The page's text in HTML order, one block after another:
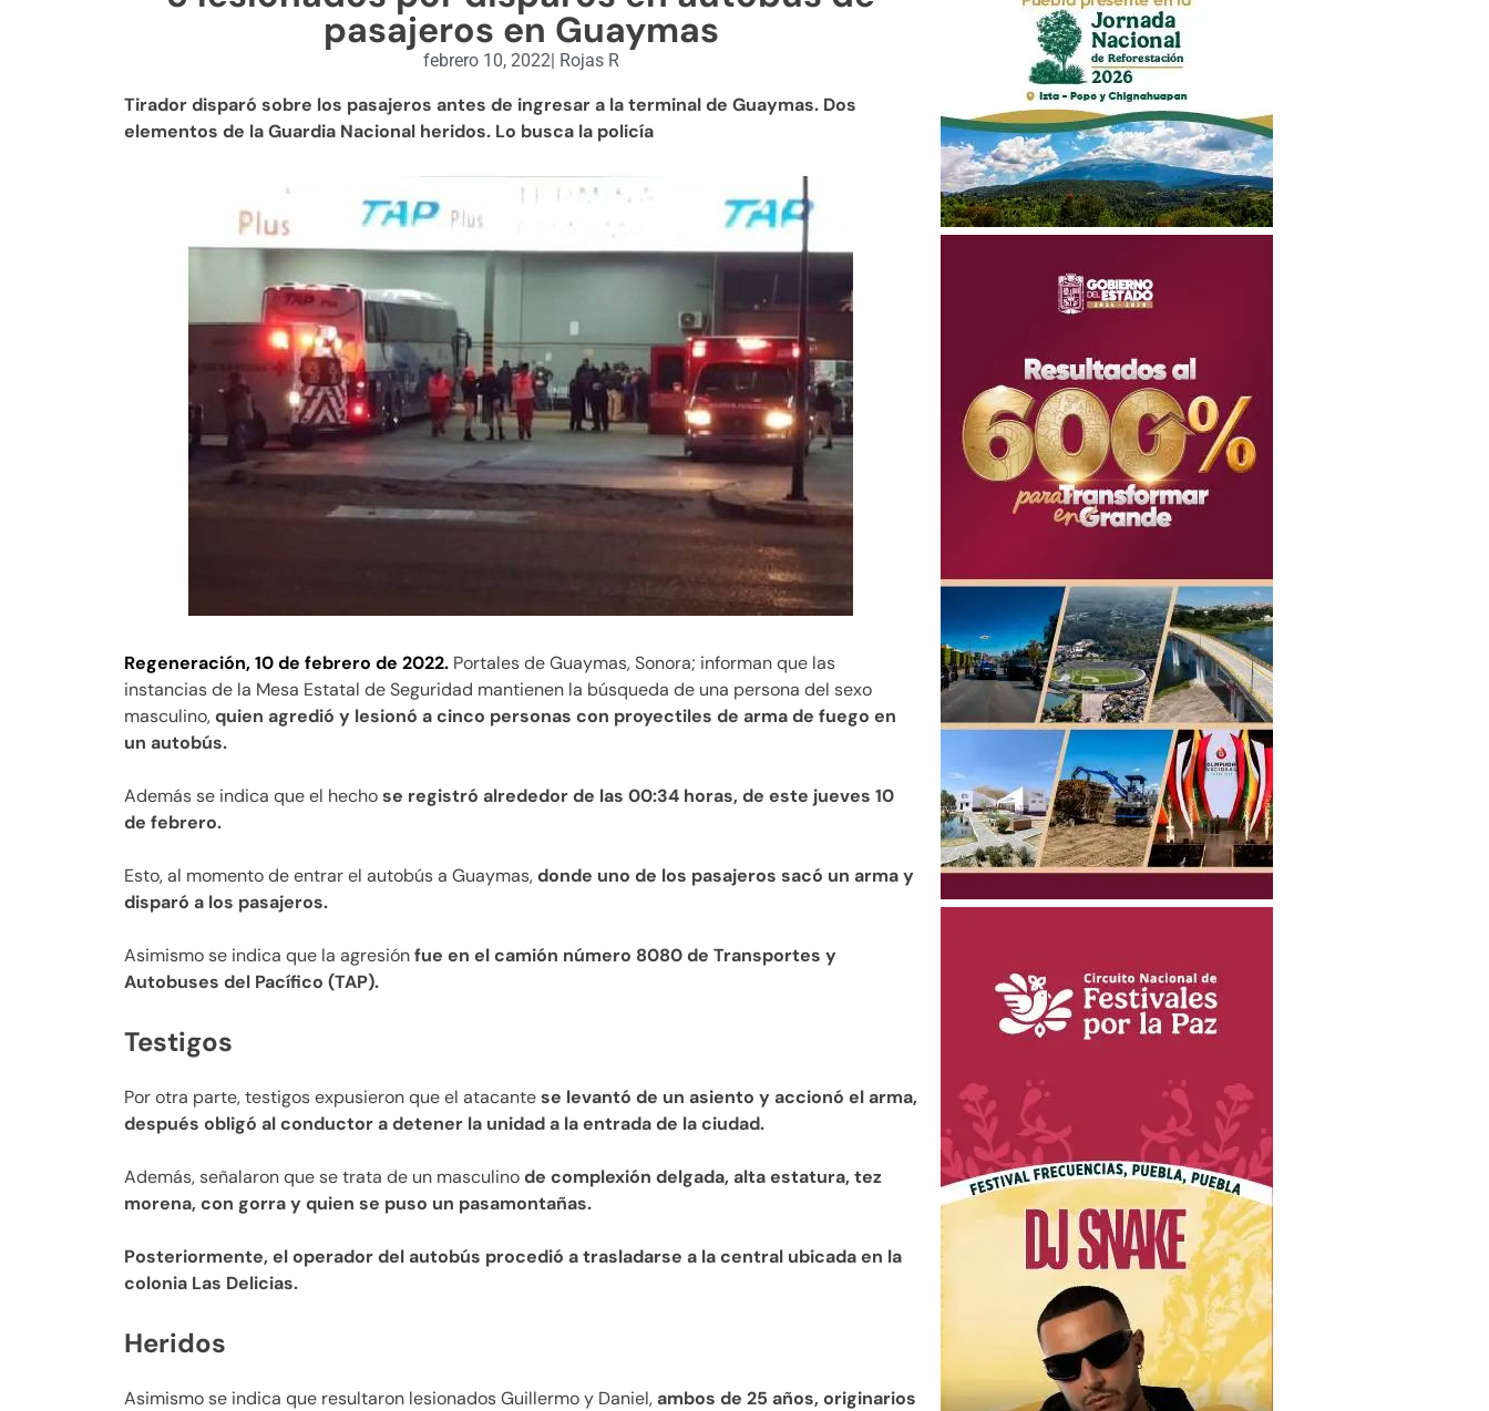
pasajeros en Guaymas
febrero 10, 2022| Rojas R
Tirador disparó sobre los pasajeros antes de ingresar a la terminal de Guaymas. Dos
elementos de la Guardia Nacional heridos. Lo busca la policía
Regeneración, 10 de febrero de 2022. Portales de Guaymas, Sonora; informan que las
instancias de la Mesa Estatal de Seguridad mantienen la búsqueda de una persona del sexo
masculino,quien agredió y lesionó a cinco personas con proyectiles de arma de fuego en
un autobús.
Además se indica que el hechose registró alrededor de las 00:34 horas, de este jueves 10
de febrero.
Esto, al momento de entrar el autobús a Guaymas,donde uno de los pasajeros sacó un arma y
disparó a los pasajeros.
Asimismo se indica que la agresiónfue en el camión número 8080 de Transportes y
Autobuses del Pacífico (TAP).
Testigos
Por otra parte, testigos expusieron que el atacantese levantó de un asiento y accionó el arma,
después obligó al conductor a detener la unidad a la entrada de la ciudad.
Además, señalaron que se trata de un masculinode complexión delgada, alta estatura, tez
morena, con gorra y quien se puso un pasamontañas.
Posteriormente, el operador del autobús procedió a trasladarse a la central ubicada en la
colonia Las Delicias.
Heridos
Asimismo se indica que resultaron lesionados Guillermo y Daniel,ambos de 25 años, originarios